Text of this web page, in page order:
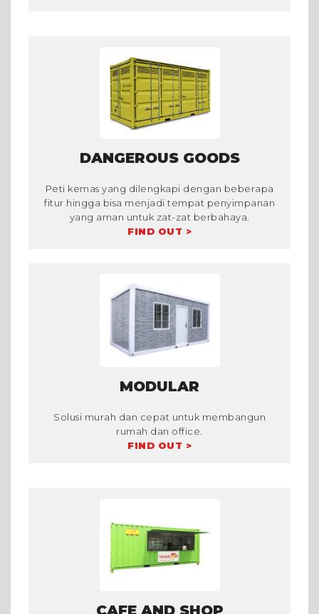
DANGEROUS GOODS
Peti kemas yang dilengkapi dengan beberapa
fitur hingga bisa menjadi tempat penyimpanan
yang aman untuk zat-zat berbahaya.
FIND OUT >
MODULAR
Solusi murah dan cepat untuk membangun
rumah dan office.
FIND OUT >
CAFE AND SHOP